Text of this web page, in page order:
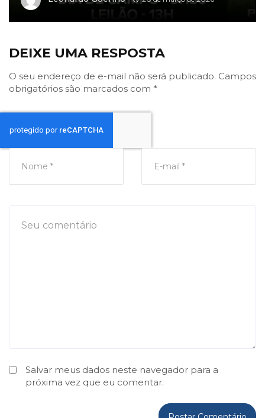
DEIXE UMA RESPOSTA
O seu endereço de e-mail não será publicado. Campos
obrigatórios são marcados com *
Salvar meus dados neste navegador para a
próxima vez que eu comentar.